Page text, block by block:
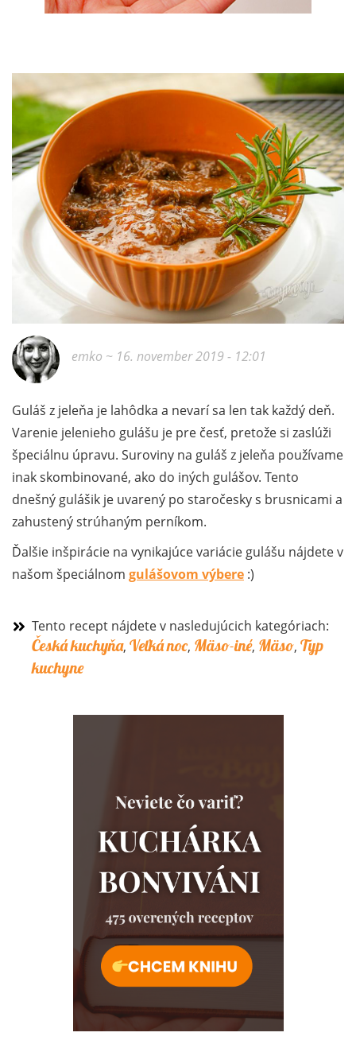
emko ~ 16. november 2019 - 12:01
Guláš z jeleňa je lahôdka a nevarí sa len tak každý deň.
Varenie jelenieho gulášu je pre česť, pretože si zaslúži
špeciálnu úpravu. Suroviny na guláš z jeleňa používame
inak skombinované, ako do iných gulášov. Tento
dnešný gulášik je uvarený po staročesky s brusnicami a
zahustený strúhaným perníkom.
Ďalšie inšpirácie na vynikajúce variácie gulášu nájdete v
našom špeciálnom gulášovom výbere :)
Tento recept nájdete v nasledujúcich kategóriach:
Česká kuchyňa, Veľká noc, Mäso-iné, Mäso, Typ
kuchyne